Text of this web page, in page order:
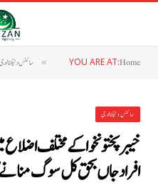
YOU ARE AT:Home
» سائنس و
سائنس و ٹیکنالوجی
افراد جاں بحق کل سوگ منانے